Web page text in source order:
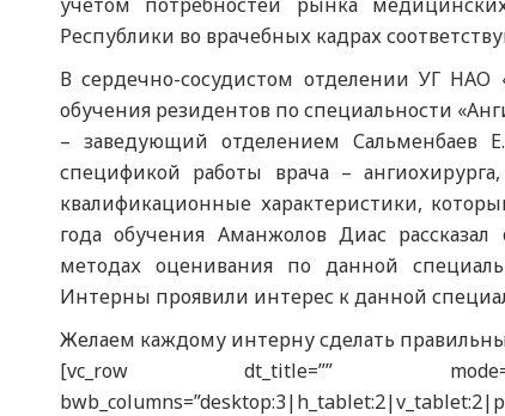
Республики во врачебных кадрах
В сердечно-сосудистом отделении УГ
обучения резидентов по специальности
– заведующий отделением Сальменбаев
спецификой работы врача –
квалификационные характеристики,
года обучения Аманжолов Диас
методах оценивания по данной
Интерны проявили интерес к данной
Желаем каждому интерну сделать
[vc_row dt_title=”” mode=”grid”